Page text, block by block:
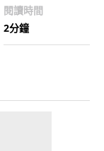
閱讀時間
2分鐘